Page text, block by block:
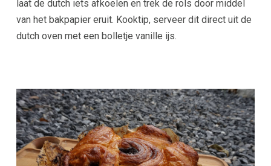
laat de dutch iets afkoelen en trek de rols door middel
van het bakpapier eruit. Kooktip, serveer dit direct uit de
dutch oven met een bolletje vanille ijs.